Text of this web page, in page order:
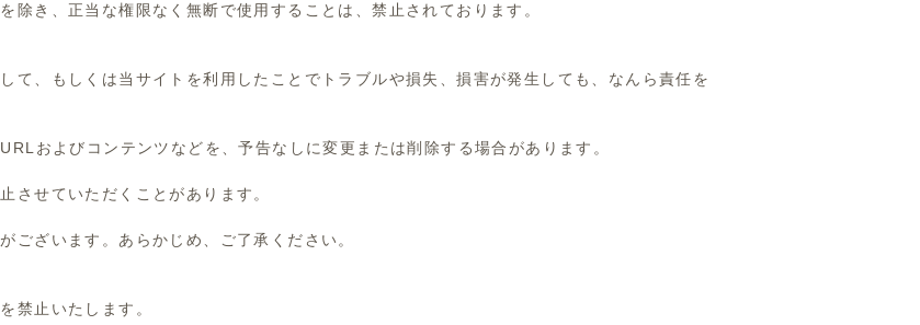
除き、 正当な権限なく無断で使用することは、禁止されております。
て、
もしくは当サイトを利用したことでトラブルや損失、損害が発生しても、 なんら責任を
およびコンテンツなどを、予告なしに変更または削除する場合があります。
させていただくことがあります。
ございます。 あらかじめ、ご了承ください。
禁止いたします。